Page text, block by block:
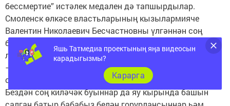
бессмертие” истәлек медален дә тапшырдылар.
Смоленск өлкәсе властьларының кызылармияче
Валентин Николаевич Бесчастновны үлгәннән соң
бүләкләү турында чыгарган боерыгы аерым мактауга
лаек.
– Хәзер бу ядкарьләр безнең гаиләдә кадерләп
сакланачак, – дип билгеләп үтте Валерий Скачков. –
Бездән соң киләчәк буыннар да яу кырында башын
Яшь Татмедиа проектының яңа видеосын
карадыгызмы?
Карарга